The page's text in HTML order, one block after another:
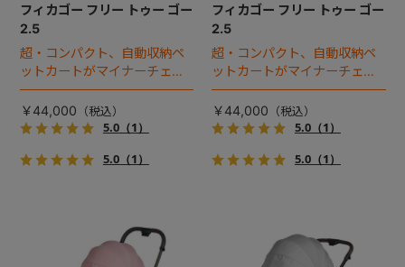
フィカゴー フリー トゥー ゴー
2.5
超・コンパクト、自動収納ペ
ットカートがマイナーチェン
ジ！
￥44,000
5.0（1）
5.0（1）
フィカゴー フリー トゥー ゴー
2.5
超・コンパクト、自動収納ペ
ットカートがマイナーチェン
ジ！
￥44,000
5.0（1）
5.0（1）